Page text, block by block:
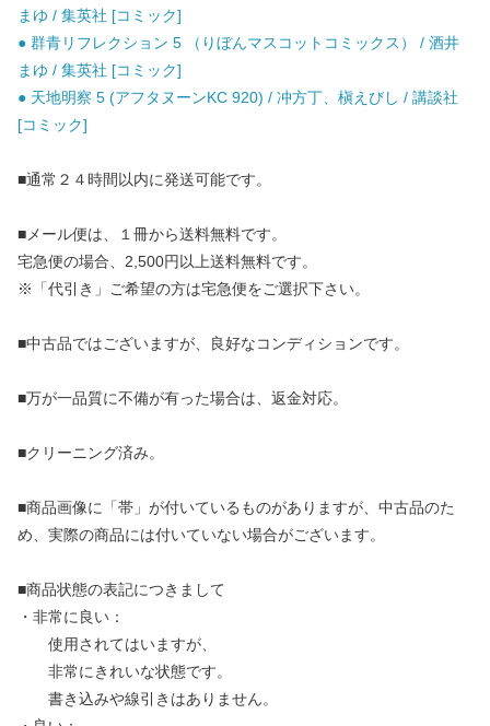
まゆ / 集英社 [コミック]
● 群青リフレクション 5 （りぼんマスコットコミックス） / 酒井
まゆ / 集英社 [コミック]
● 天地明察 5 (アフタヌーンKC 920) / 冲方丁、槇えびし / 講談社
[コミック]
■通常２４時間以内に発送可能です。
■メール便は、１冊から送料無料です。
宅急便の場合、2,500円以上送料無料です。
※「代引き」ご希望の方は宅急便をご選択下さい。
■中古品ではございますが、良好なコンディションです。
■万が一品質に不備が有った場合は、返金対応。
■クリーニング済み。
■商品画像に「帯」が付いているものがありますが、中古品のた
め、実際の商品には付いていない場合がございます。
■商品状態の表記につきまして
・非常に良い：
使用されてはいますが、
非常にきれいな状態です。
書き込みや線引きはありません。